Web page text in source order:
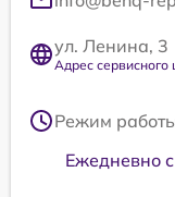
ул. Ленина, 3
Адрес сервисного
Режим
Ежедневно